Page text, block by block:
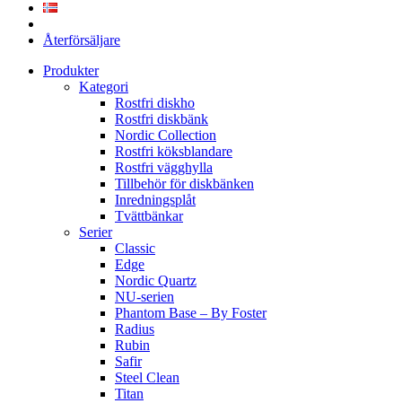
Återförsäljare
Produkter
Kategori
Rostfri diskho
Rostfri diskbänk
Nordic Collection
Rostfri köksblandare
Rostfri vägghylla
Tillbehör för diskbänken
Inredningsplåt
Tvättbänkar
Serier
Classic
Edge
Nordic Quartz
NU-serien
Phantom Base – By Foster
Radius
Rubin
Safir
Steel Clean
Titan